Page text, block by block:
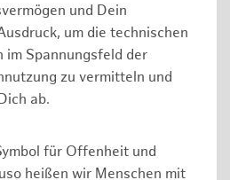
und Dein
um die technischen
im Spannungsfeld der
zu vermitteln und
ab.
für Offenheit und
heißen wir Menschen mit